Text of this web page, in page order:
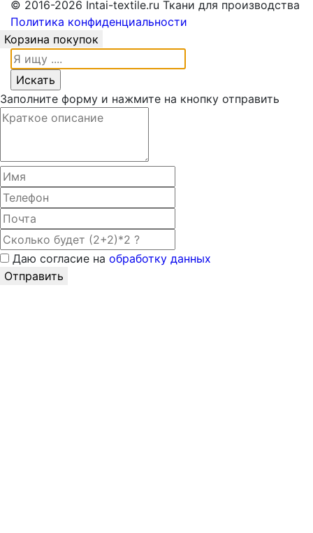
© 2016-2026 Intai-textile.ru Ткани для производства
Политика конфиденциальности
Корзина покупок
Заполните форму и нажмите на кнопку отправить
Даю согласие на обработку данных
Отправить